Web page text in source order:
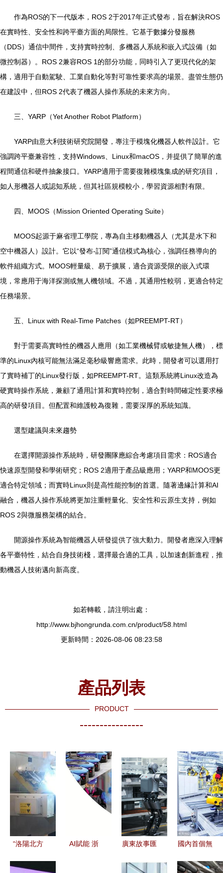
作為ROS的下一代版本，ROS 2于2017年正式發布，旨在解決ROS
在實時性、安全性和跨平臺方面的局限性。它基于數據分發服務
（DDS）通信中間件，支持實時控制、多機器人系統和嵌入式設備（如
微控制器）。ROS 2兼容ROS 1的部分功能，同時引入了更現代化的架
構，適用于自動駕駛、工業自動化等對可靠性要求高的場景。盡管生態仍
在建設中，但ROS 2代表了機器人操作系統的未來方向。
三、YARP（Yet Another Robot Platform）
YARP由意大利技術研究院開發，專注于模塊化機器人軟件設計。它
強調跨平臺兼容性，支持Windows、Linux和macOS，并提供了簡單的進
程間通信和硬件抽象接口。YARP適用于需要復雜模塊集成的研究項目，
如人形機器人或認知系統，但其社區規模較小，學習資源相對有限。
四、MOOS（Mission Oriented Operating Suite）
MOOS起源于麻省理工學院，專為自主移動機器人（尤其是水下和
空中機器人）設計。它以“發布-訂閱”通信模式為核心，強調任務導向的
軟件組織方式。MOOS輕量級、易于擴展，適合資源受限的嵌入式環
境，常應用于海洋探測或無人機領域。不過，其通用性較弱，更適合特定
任務場景。
五、Linux with Real-Time Patches（如PREEMPT-RT）
對于需要高實時性的機器人應用（如工業機械臂或敏捷無人機），標
準的Linux內核可能無法滿足毫秒級響應需求。此時，開發者可以選用打
了實時補丁的Linux發行版，如PREEMPT-RT。這類系統將Linux改造為
硬實時操作系統，兼顧了通用計算和實時控制，適合對時間確定性要求極
高的研發項目。但配置和維護較為復雜，需要深厚的系統知識。
選型建議與未來趨勢
在選擇開源操作系統時，研發團隊應綜合考慮項目需求：ROS適合
快速原型開發和學術研究；ROS 2適用于產品級應用；YARP和MOOS更
適合特定領域；而實時Linux則是高性能控制的首選。隨著邊緣計算和AI
融合，機器人操作系統將更加注重輕量化、安全性和云原生支持，例如
ROS 2與微服務架構的結合。
開源操作系統為智能機器人研發提供了強大動力。開發者應深入理解
各平臺特性，結合自身技術棧，選擇最合適的工具，以加速創新進程，推
動機器人技術邁向新高度。
如若轉載，請注明出處：
http://www.bjhongrunda.com.cn/product/58.html
更新時間：2026-08-06 08:23:58
產品列表
PRODUCT
----------------
“洛陽北方
AI賦能 浙
廣東故事匯
國內首個無